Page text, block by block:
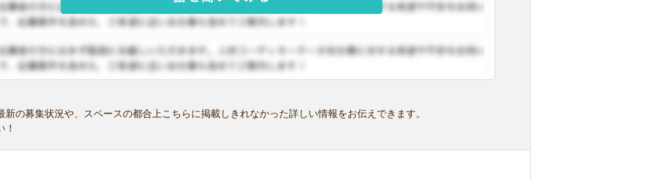
の募集状況や、スペースの都合上こちらに掲載しきれなかった詳しい情報をお伝えできます。